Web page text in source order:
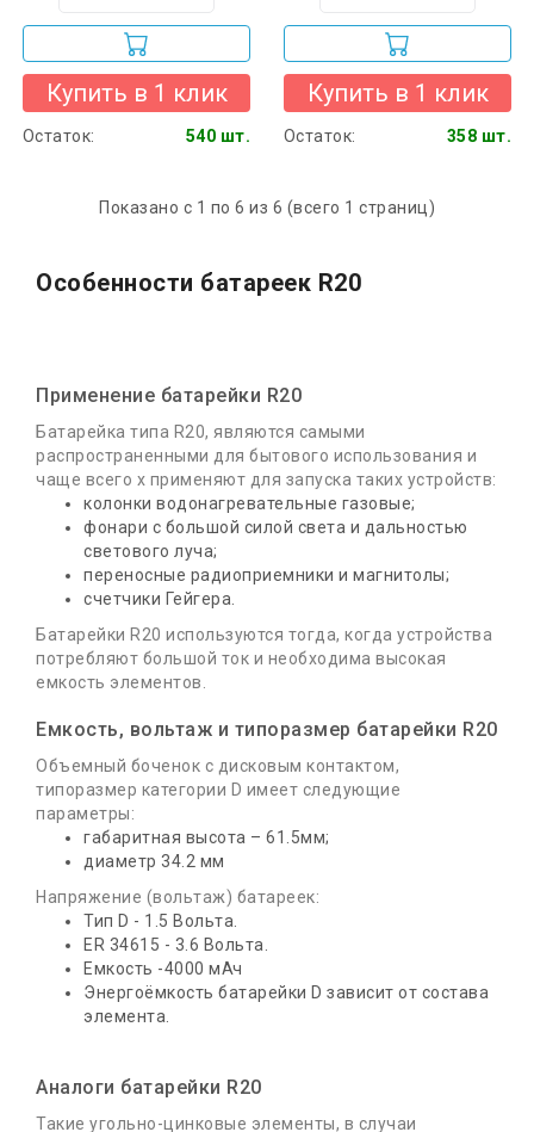
Купить в 1 клик
Остаток: 540 шт.
Купить в 1 клик
Остаток: 358 шт.
Показано с 1 по 6 из 6 (всего 1 страниц)
Особенности батареек R20
Применение батарейки R20
Батарейка типа R20, являются самыми
распространенными для бытового использования и
чаще всего х применяют для запуска таких устройств:
колонки водонагревательные газовые;
фонари с большой силой света и дальностью
светового луча;
переносные радиоприемники и магнитолы;
счетчики Гейгера.
Батарейки R20 используются тогда, когда устройства
потребляют большой ток и необходима высокая
емкость элементов.
Емкость, вольтаж и типоразмер батарейки R20
Объемный боченок с дисковым контактом,
типоразмер категории D имеет следующие
параметры:
габаритная высота – 61.5мм;
диаметр 34.2 мм
Напряжение (вольтаж) батареек:
Тип D - 1.5 Вольта.
ER 34615 - 3.6 Вольта.
Емкость -4000 мАч
Энергоёмкость батарейки D зависит от состава
элемента.
Аналоги батарейки R20
Такие угольно-цинковые элементы, в случаи